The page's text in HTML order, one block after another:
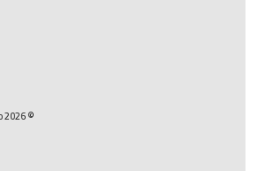
© 2026 Powered by Open-Meteo